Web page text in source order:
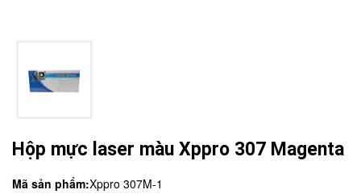
Hộp mực laser màu Xppro 307 Magenta
Mã sản phẩm:Xppro 307M-1